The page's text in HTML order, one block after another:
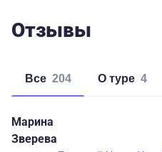
Отзывы
Все 204 о туре 4
Марина
Зверева